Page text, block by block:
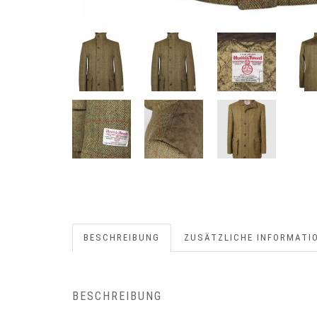
BESCHREIBUNG ZUSÄTZLICHE
BESCHREIBUNG